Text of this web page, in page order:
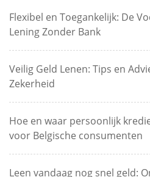
Flexibel en Toegankelijk: De
Lening Zonder Bank
Veilig Geld Lenen: Tips en
Zekerheid
Hoe en waar persoonlijk
voor Belgische consumenten
Leen vandaag nog snel geld: